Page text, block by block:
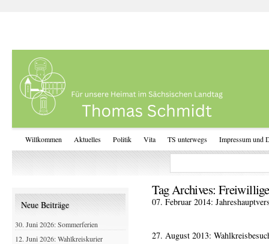
Willkommen Aktuelles Politik Vita TS unterwegs Impressum und
Tag Archives:
07. Februar 2014:
27. August 2013:
Neue Beiträge
30. Juni 2026: Sommerferien
12. Juni 2026: Wahlkreiskurier